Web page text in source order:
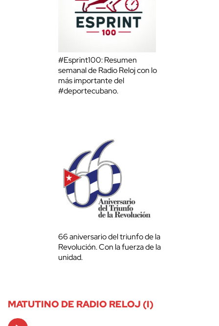
#Esprint100: Resumen
semanal de Radio Reloj con lo
más importante del
#deportecubano.
66 aniversario del triunfo de la
Revolución. Con la fuerza de la
unidad.
MATUTINO DE RADIO RELOJ (I)
Audio